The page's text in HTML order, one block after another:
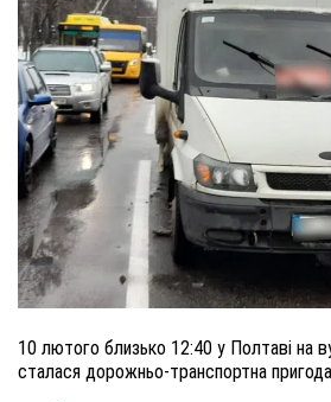
10 лютого близько 12:40 у Полтаві на
сталася дорожньо-транспортна